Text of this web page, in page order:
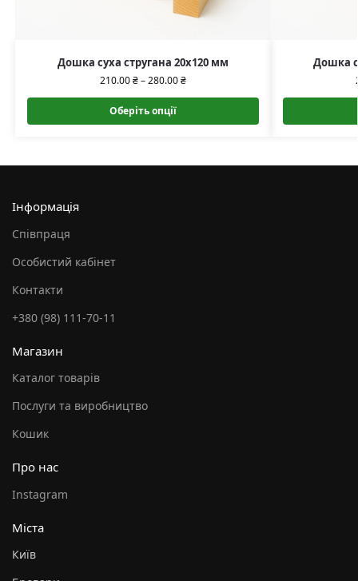
Дошка суха стругана 20х120 мм
210.00₴–280.00₴
Оберіть опції
Дошка
Інформація
Співпраця
Особистий кабінет
Контакти
+380 (98) 111-70-11
Магазин
Каталог товарів
Послуги та виробництво
Кошик
Про нас
Instagram
Міста
Київ